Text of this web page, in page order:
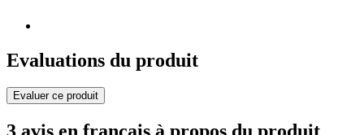
Evaluations du produit
Evaluer ce produit